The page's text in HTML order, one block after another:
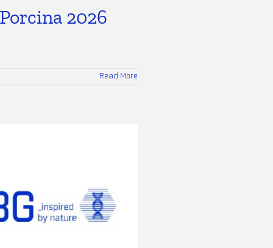
2026
Read More